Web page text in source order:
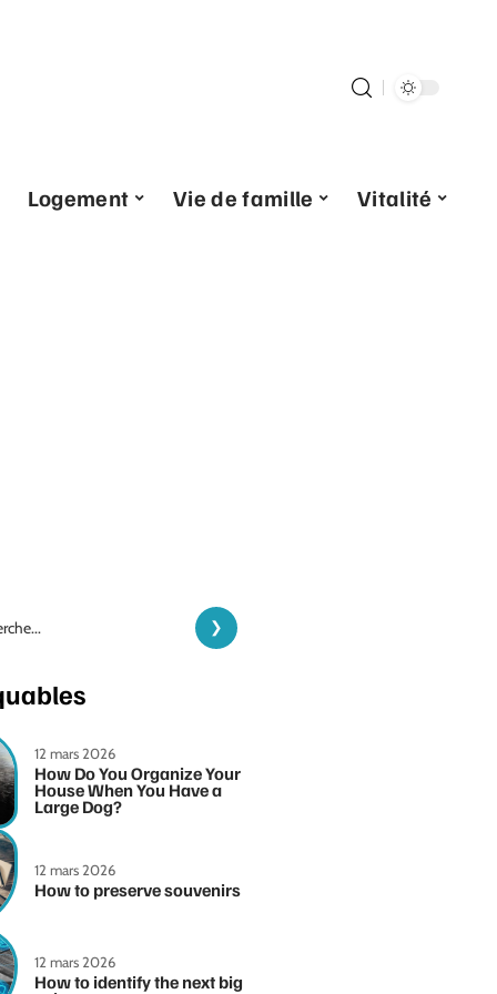
Logement Vie de famille Vitalité
12 mars 2026
How Do You Organize Your
House When You Have a
Large Dog?
12 mars 2026
How to preserve souvenirs
12 mars 2026
How to identify the next big